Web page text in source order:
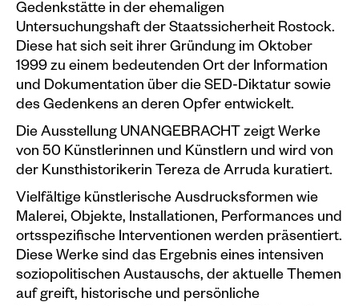
Gedenkstätte in der ehemaligen
Untersuchungshaft der Staatssicherheit Rostock.
Diese hat sich seit ihrer Gründung im Oktober
1999 zu einem bedeutenden Ort der Information
und Dokumentation über die SED-Diktatur sowie
des Gedenkens an deren Opfer entwickelt.
Die Ausstellung UNANGEBRACHT zeigt Werke
von 50 Künstlerinnen und Künstlern und wird von
der Kunsthistorikerin Tereza de Arruda kuratiert.
Vielfältige künstlerische Ausdrucksformen wie
Malerei, Objekte, Installationen, Per­formances und
ortsspezifische Interventionen werden präsentiert.
Diese Werke sind das Ergebnis eines intensiven
soziopolitischen Austauschs, der aktuelle Themen
auf­ greift, historische und persönliche